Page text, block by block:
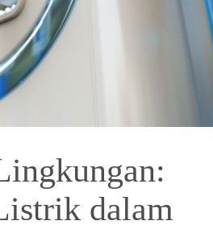
dalam